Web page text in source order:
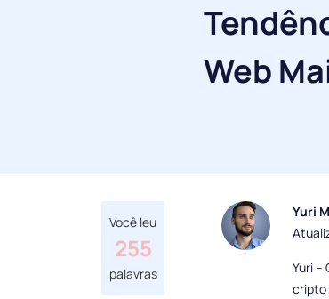
Web
Você leu
255
palavras
Yuri
Yuri –
cripto